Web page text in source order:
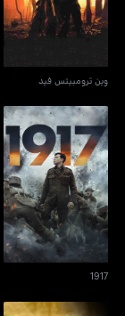
وين ترومبيتس فيد
1917
1917